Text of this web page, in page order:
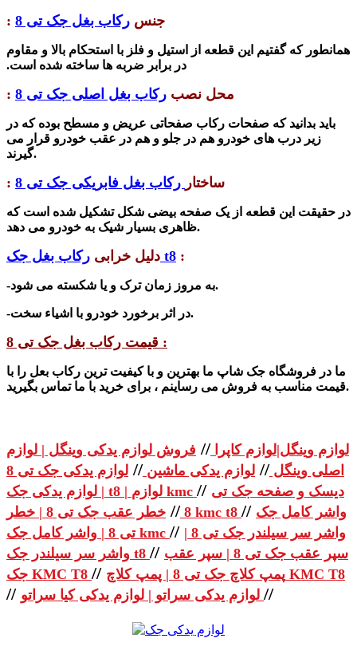
جنس رکاب بغل جک تی 8 :
همانطور که گفتیم این قطعه از استیل و فلز با استحکام بالا و مقاوم
در برابر ضربه ها ساخته شده است.
محل نصب رکاب بغل اصلی جک تی 8 :
باید بدانید که صفحات رکاب صفحاتی عریض و مسطح بوده که در
زیر درب های خودرو هم در جلو و هم در عقب خودرو قرار می
گیرند.
ساختار رکاب بغل فابریکی جک تی 8 :
در حقیقت این قطعه از یک صفحه بیضی شکل تشکیل شده است که
ظاهری بسیار شیک به خودرو می دهد.
دلیل خرابی رکاب بغل جک t8 :
-به مروز زمان ترک و یا شکسته می شود.
-در اثر برخورد خودرو با اشیاء سخت.
قیمت رکاب بغل جک تی 8 :
ما در فروشگاه جک شاپ ما بهترین و با کیفیت ترین رکاب بعل را با
قیمت مناسب به فروش می رساینم ، برای خرید با ما تماس بگیرید.
لوازم وینگل|لوازم کاپرا // فروش لوازم یدکی وینگل | لوازم
اصلی وینگل // لوازم یدکی ماشین //
لوازم یدکی جک تی 8
| لوازم یدکی جک t8 | لوازم kmc // دیسک و صفحه جک تی
8
// خطر عقب جک تی 8 | خطر kmc t8 // واشر کامل جک
تی 8 | واشر کامل جک kmc // واشر سر سیلندر جک تی 8 |
واشر سر سیلندر جک t8 // سپر عقب جک تی 8 | سپر عقب
جک KMC T8 // پمپ کلاچ جک تی 8 | پمپ کلاچ KMC T8
// //